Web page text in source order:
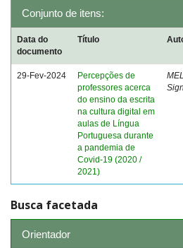
Conjunto de itens:
Data do
documento
Título
29-Fev-2024
Percepções de
professores acerca
do ensino da escrita
na cultura digital em
aulas de Língua
Portuguesa durante
a pandemia de
Covid-19 (2020 /
2021)
Busca facetada
Orientador